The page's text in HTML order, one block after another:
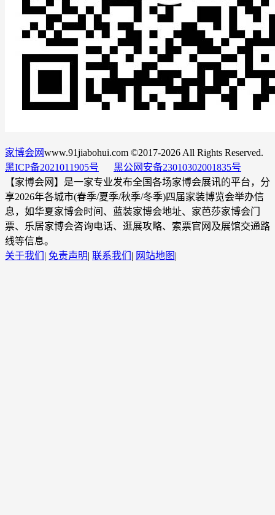
家博会网www.91jiabohui.com ©2017-2026 All Rights Reserved.
黑ICP备2021011905号
黑公网安备23010302001835号
【家博会网】是一家专业发布全国各场家博会展讯的平台，分
享2026年各城市(春季/夏季/秋季/冬季)四届家装博览会举办信
息，如华夏家博会时间、蓝装家博会地址、家芭莎家博会门
票、乐居家博会咨询电话、逛展攻略、索票官网及展馆交通路
线等信息。
关于我们 | 免责声明| 联系我们 | 网站地图 |